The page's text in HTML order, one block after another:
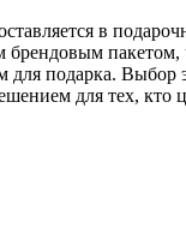
в
пакетом,
для подарка. Выбор
для тех, кто